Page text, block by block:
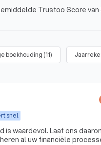
Trustoo Score van
boekhouding (11)
snel
al uw financiële